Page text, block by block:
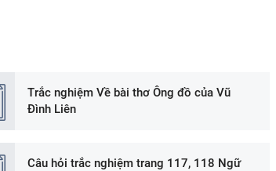
Trắc nghiệm Về bài thơ Ông đồ của Vũ
Đình Liên
Câu hỏi trắc nghiệm trang 117, 118 Ngữ